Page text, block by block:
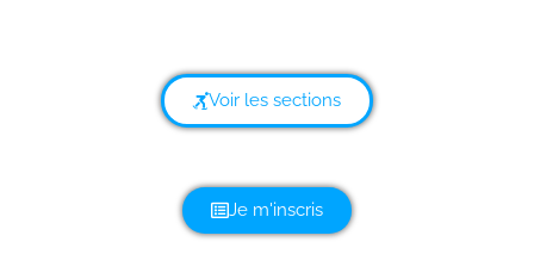
Voir les sections
Je m'inscris